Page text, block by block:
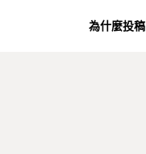
為什麼投稿